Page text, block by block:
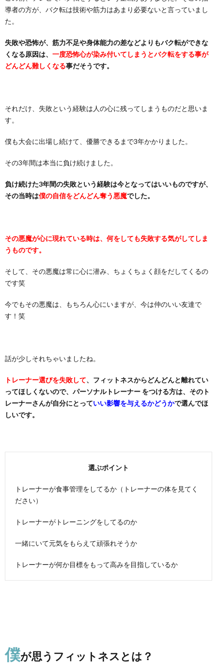
導者の方が、バク転は技術や筋力はあまり必要ないと言っていまし
た。
失敗や恐怖が、筋力不足や身体能力の差などよりもバク転ができな
くなる原因は、 一度恐怖心が染み付いてしまうとバク転をする事が
どんどん難しくなる事だそうです。
それだけ、失敗という経験は人の心に残ってしまうものだと思いま
す。
僕も大会に出場し続けて、優勝できるまで3年かかりました。
その3年間は本当に負け続けました。
負け続けた3年間の失敗という経験は今となってはいいものですが、
その当時は僕の自信をどんどん奪う悪魔でした。
その悪魔が心に現れている時は、何をしても失敗する気がしてしま
うものです。
そして、その悪魔は常に心に潜み、ちょくちょく顔をだしてくるの
です笑
今でもその悪魔は、もちろん心にいますが、今は仲のいい友達で
す！笑
話が少しそれちゃいましたね。
トレーナー選びを失敗して、フィットネスからどんどんと離れてい
ってほしくないので、パーソナルトレーナー をつける方は、そのト
レーナーさんが自分にとっていい影響を与えるかどうかで選んでほ
しいです。
選ぶポイント
トレーナーが食事管理をしてるか（トレーナーの体を見てく
ださい）
トレーナーがトレーニングをしてるのか
一緒にいて元気をもらえて頑張れそうか
トレーナーが何か目標をもって高みを目指しているか
僕が思うフィットネスとは？